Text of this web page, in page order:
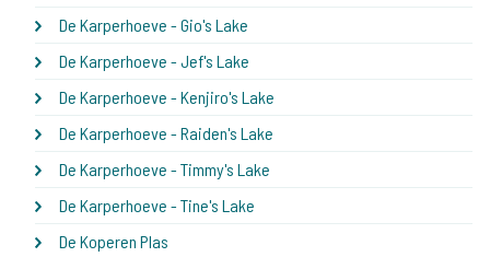
De Karperhoeve - Gio's Lake
De Karperhoeve - Jef's Lake
De Karperhoeve - Kenjiro's Lake
De Karperhoeve - Raiden's Lake
De Karperhoeve - Timmy's Lake
De Karperhoeve - Tine's Lake
De Koperen Plas